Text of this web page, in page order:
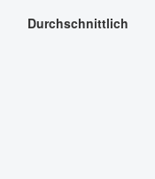
Durchschnittlich